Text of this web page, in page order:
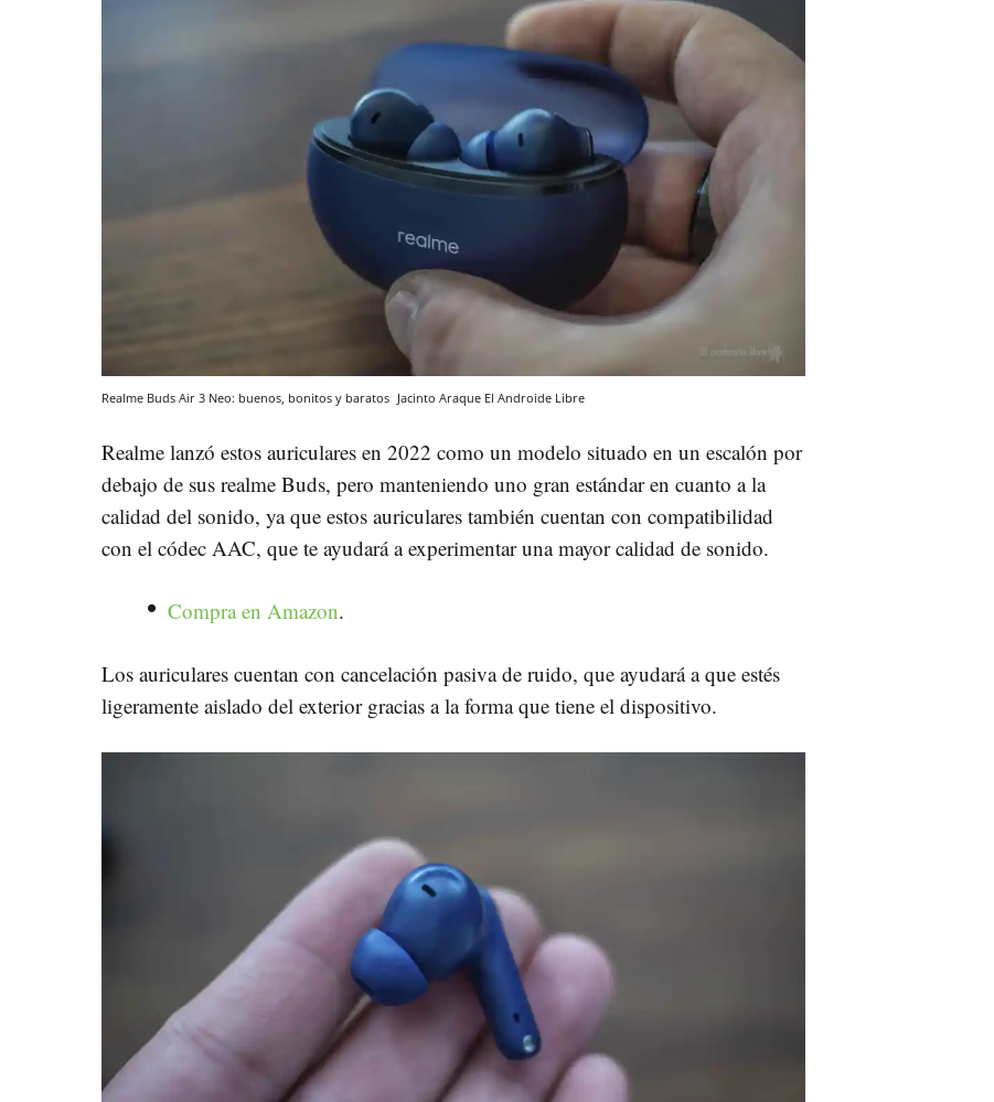
Realme Buds Air 3 Neo: buenos, bonitos y baratos Jacinto Araque El Androide Libre
Realme lanzó estos auriculares en 2022 como un modelo situado en un escalón por
debajo de sus realme Buds, pero manteniendo uno gran estándar en cuanto a la
calidad del sonido, ya que estos auriculares también cuentan con compatibilidad
con el códec AAC, que te ayudará a experimentar una mayor calidad de sonido.
Compra en Amazon.
Los auriculares cuentan con cancelación pasiva de ruido, que ayudará a que estés
ligeramente aislado del exterior gracias a la forma que tiene el dispositivo.